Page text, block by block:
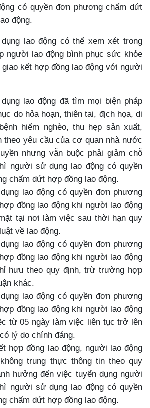
có quyền đơn phương chấm dứt
động.
lao động có thể xem xét trong
người lao động bình phục sức khỏe
giao kết hợp đồng lao động với người
lao động đã tìm mọi biện pháp
do hỏa hoạn, thiên tai, địch họa, di
hiểm nghèo, thu hẹp sản xuất,
theo yêu cầu của cơ quan nhà nước
nhưng vẫn buộc phải giảm chỗ
người sử dụng lao động có quyền
chấm dứt hợp đồng lao động.
lao động có quyền đơn phương
đồng lao động khi người lao động
tại nơi làm việc sau thời hạn quy
về lao động.
lao động có quyền đơn phương
đồng lao động khi người lao động
hưu theo quy định, trừ trường hợp
khác.
lao động có quyền đơn phương
đồng lao động khi người lao động
từ 05 ngày làm việc liên tục trở lên
lý do chính đáng.
hợp đồng lao động, người lao động
trung thực thông tin theo quy
hưởng đến việc tuyển dụng người
người sử dụng lao động có quyền
chấm dứt hợp đồng lao động.